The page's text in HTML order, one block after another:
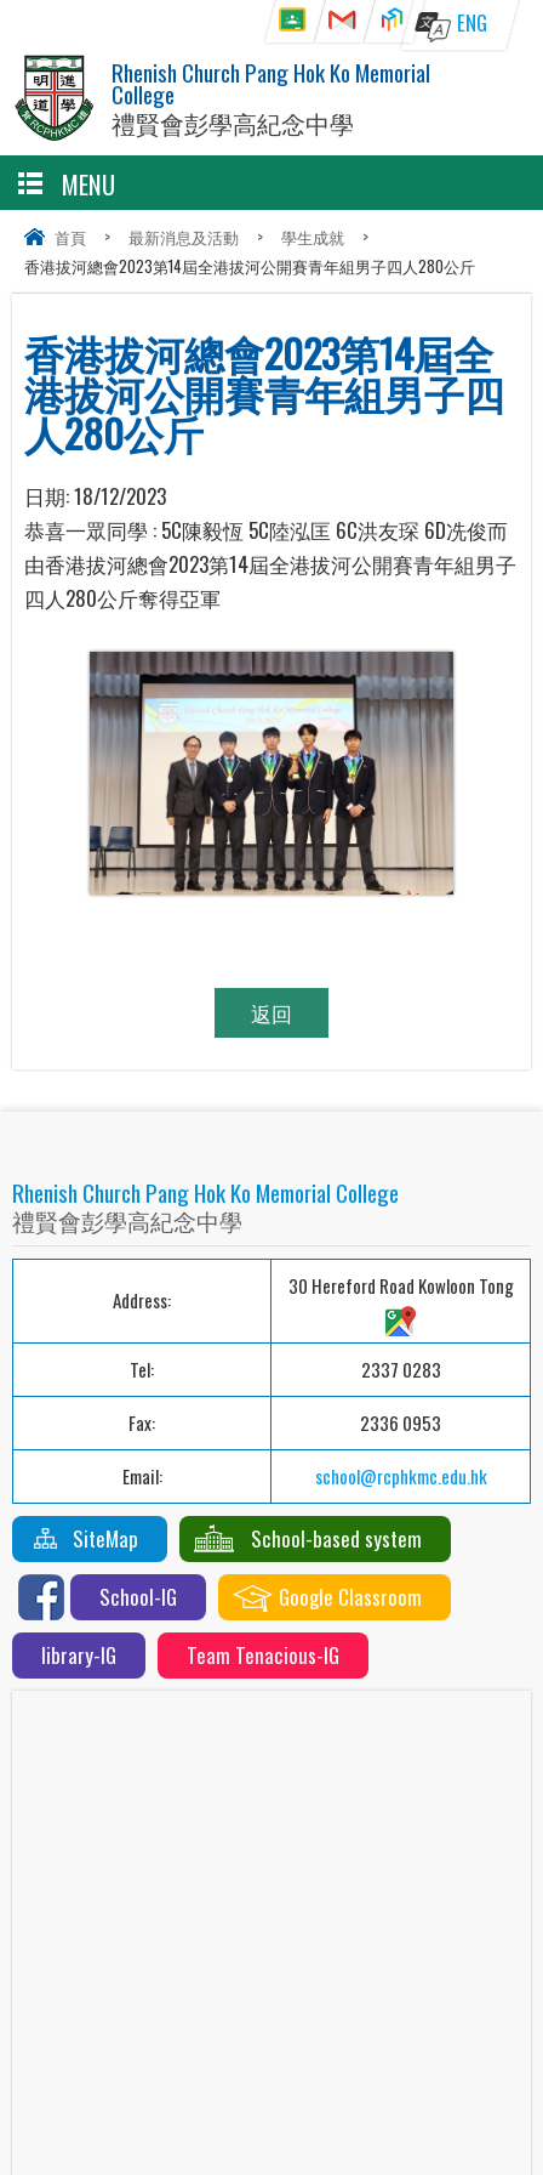
Rhenish Church Pang Hok Ko Memorial
College
禮賢會彭學高紀念中學
ENG
MENU
首頁 > 最新消息及活動 > 學生成就
>
香港拔河總會2023第14屆全港拔河公開賽青年組男子四人280公斤
香港拔河總會2023第14屆全
港拔河公開賽青年組男子四
人280公斤
日期:18/12/2023
恭喜一眾同學 : 5C陳毅恆 5C陸泓匡 6C洪友琛 6D冼俊而
由香港拔河總會2023第14屆全港拔河公開賽青年組男子
四人280公斤奪得亞軍
返回
Rhenish Church Pang Hok Ko Memorial College
禮賢會彭學高紀念中學
Address:
30 Hereford Road Kowloon Tong
Tel:
2337 0283
Fax:
2336 0953
Email:
school@rcphkmc.edu.hk
SiteMap
School-based system
School-IG
Google Classroom
library-IG
Team Tenacious-IG